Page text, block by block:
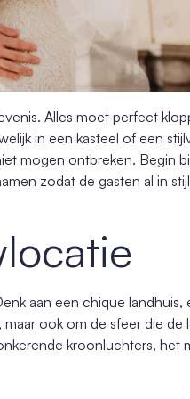
Alles moet perfect
in een kasteel of een
mogen ontbreken. Begin
zodat de gasten al in
aan een chique
ook om de sfeer die
kroonluchters, het